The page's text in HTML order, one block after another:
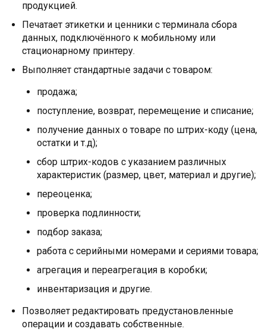
продукцией.
Печатает этикетки и ценники с терминала сбора
данных, подключённого к мобильному или
стационарному принтеру.
Выполняет стандартные задачи с товаром:
продажа;
поступление, возврат, перемещение и списание;
получение данных о товаре по штрих-коду (цена,
остатки и т.д);
сбор штрих-кодов с указанием различных
характеристик (размер, цвет, материал и другие);
переоценка;
проверка подлинности;
подбор заказа;
работа с серийными номерами и сериями товара;
агрегация и переагрегация в коробки;
инвентаризация и другие.
Позволяет редактировать предустановленные
операции и создавать собственные.